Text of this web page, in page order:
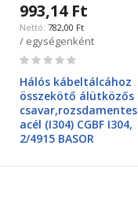
993,14 Ft
782,00 Ft
/ egységenként
Rating:
Hálós kábeltálcához
összekötő álütközős
csavar,rozsdamentes
acél (I304) CGBF I304,
2/4915 BASOR